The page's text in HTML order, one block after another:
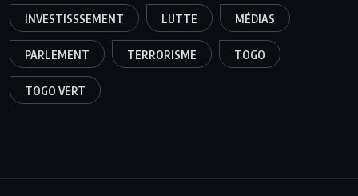
INVESTISSSEMENT LUTTE MÉDIAS
PARLEMENT TERRORISME TOGO
TOGO VERT